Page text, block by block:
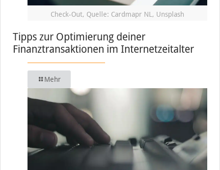
Check-Out, Quelle: Cardmapr NL, Unsplash
Tipps zur Optimierung deiner
Finanztransaktionen im Internetzeitalter
Mehr